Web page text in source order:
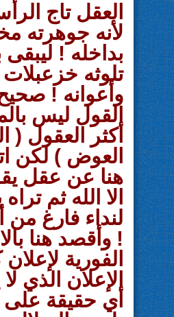
العقل تاج
لأنه جوهرته
بداخله ! ليبقى
تلوثه
وأعوانه !
القول ليس
أكثر العقول (
العوض ) لكن
هنا عن عقل
الا الله ثم
لنداء فارغ
! وأقصد هنا
الفورية لإعلان
الإعلان الذي
أي حقيقة على